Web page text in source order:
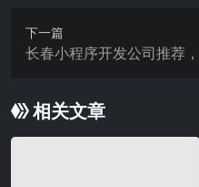
下一篇
长春小程序开发公司推荐
相关文章